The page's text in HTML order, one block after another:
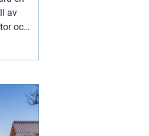
av
och
att
ladda
då